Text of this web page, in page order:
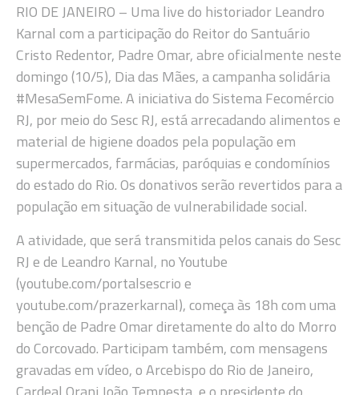
RIO DE JANEIRO – Uma live do historiador Leandro
Karnal com a participação do Reitor do Santuário
Cristo Redentor, Padre Omar, abre oficialmente neste
domingo (10/5), Dia das Mães, a campanha solidária
#MesaSemFome. A iniciativa do Sistema Fecomércio
RJ, por meio do Sesc RJ, está arrecadando alimentos e
material de higiene doados pela população em
supermercados, farmácias, paróquias e condomínios
do estado do Rio. Os donativos serão revertidos para a
população em situação de vulnerabilidade social.
A atividade, que será transmitida pelos canais do Sesc
RJ e de Leandro Karnal, no Youtube
(youtube.com/portalsescrio e
youtube.com/prazerkarnal), começa às 18h com uma
benção de Padre Omar diretamente do alto do Morro
do Corcovado. Participam também, com mensagens
gravadas em vídeo, o Arcebispo do Rio de Janeiro,